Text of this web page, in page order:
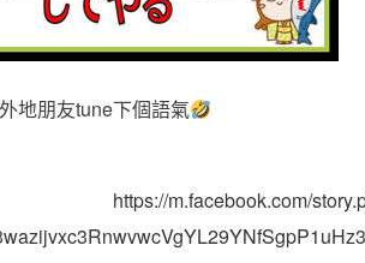
地朋友tune下個語氣
https://m.facebook.com/